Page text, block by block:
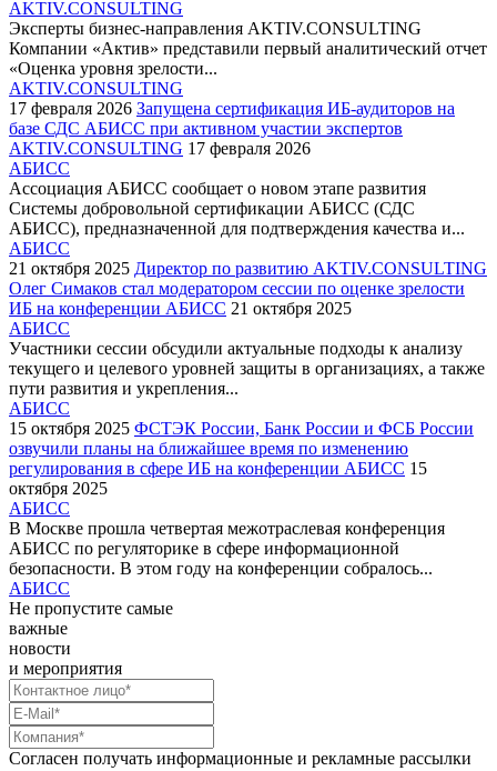
AKTIV.CONSULTING
Эксперты бизнес-направления AKTIV.CONSULTING
Компании «Актив» представили первый аналитический отчет
«Оценка уровня зрелости...
AKTIV.CONSULTING
17 февраля 2026 Запущена сертификация ИБ-аудиторов на
базе СДС АБИСС при активном участии экспертов
AKTIV.CONSULTING 17 февраля 2026
АБИСС
Ассоциация АБИСС сообщает о новом этапе развития
Системы добровольной сертификации АБИСС (СДС
АБИСС), предназначенной для подтверждения качества и...
АБИСС
21 октября 2025 Директор по развитию AKTIV.CONSULTING
Олег Симаков стал модератором сессии по оценке зрелости
ИБ на конференции АБИСС 21 октября 2025
АБИСС
Участники сессии обсудили актуальные подходы к анализу
текущего и целевого уровней защиты в организациях, а также
пути развития и укрепления...
АБИСС
15 октября 2025 ФСТЭК России, Банк России и ФСБ России
озвучили планы на ближайшее время по изменению
регулирования в сфере ИБ на конференции АБИСС 15
октября 2025
АБИСС
В Москве прошла четвертая межотраслевая конференция
АБИСС по регуляторике в сфере информационной
безопасности. В этом году на конференции собралось...
АБИСС
Не пропустите самые
важные
новости
и мероприятия
Согласен получать информационные и рекламные рассылки